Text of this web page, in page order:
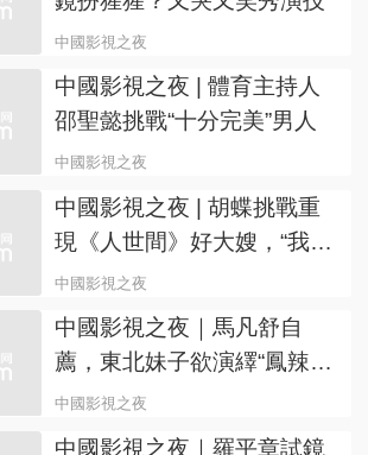
中國影視之夜
中國影視之夜 | 體育主持人
邵聖懿挑戰“十分完美”男人
中國影視之夜
中國影視之夜 | 胡蝶挑戰重
現《人世間》好大嫂，“我和
郝冬梅很相似”
中國影視之夜
中國影視之夜｜馬凡舒自
薦，東北妹子欲演繹“鳳辣
子”和紫霞仙子
中國影視之夜